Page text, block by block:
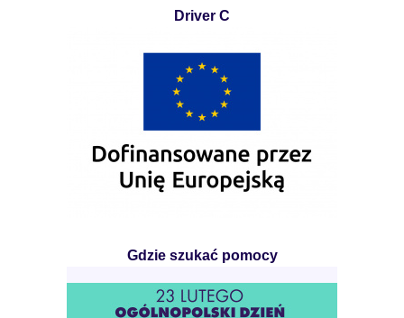
Driver C
Gdzie szukać pomocy